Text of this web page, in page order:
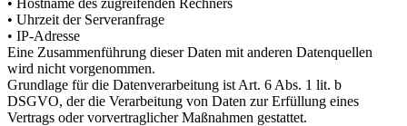
• Uhrzeit der Serveranfrage
• IP-Adresse
Eine Zusammenführung dieser Daten mit anderen Datenquellen
wird nicht vorgenommen.
Grundlage für die Datenverarbeitung ist Art. 6 Abs. 1 lit. b
DSGVO, der die Verarbeitung von Daten zur Erfüllung eines
Vertrags oder vorvertraglicher Maßnahmen gestattet.